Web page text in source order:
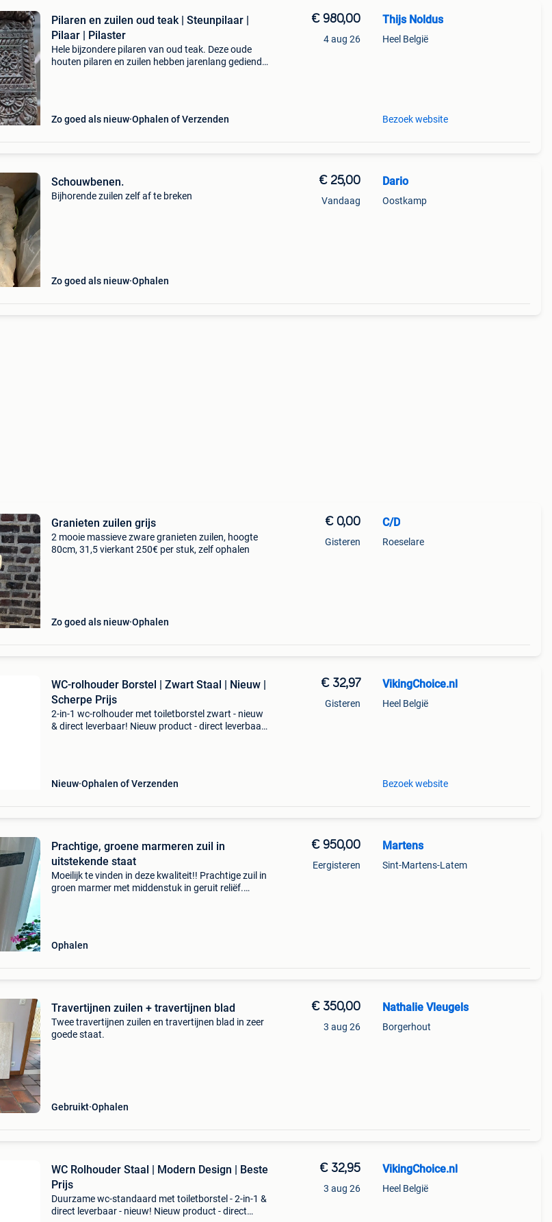
Pilaren en zuilen oud teak | Steunpilaar |
Pilaar | Pilaster
Hele bijzondere pilaren van oud teak. Deze oude
houten pilaren en zuilen hebben jarenlang gediend
Zo goed als nieuw Ophalen of Verzenden
€ 980,00
4 aug 26
Thijs Noldus
Heel België
Bezoek website
Schouwbenen.
Bijhorende zuilen zelf af te breken
Zo goed als nieuw Ophalen
€ 25,00
Vandaag
Dario
Oostkamp
Granieten zuilen grijs
2 mooie massieve zware granieten zuilen, hoogte
80cm, 31,5 vierkant 250€ per stuk, zelf ophalen
Zo goed als nieuw Ophalen
€ 0,00
Gisteren
C/D
Roeselare
WC-rolhouder Borstel | Zwart Staal | Nieuw |
Scherpe Prijs
2-in-1 wc-rolhouder met toiletborstel zwart - nieuw
& direct leverbaar! Nieuw product - direct leverbaar
Nieuw Ophalen of Verzenden
€ 32,97
Gisteren
VikingChoice.nl
Heel België
Bezoek website
Prachtige, groene marmeren zuil in
uitstekende staat
Moeilijk te vinden in deze kwaliteit!! Prachtige zuil in
groen marmer met middenstuk in geruit reliëf.
Ophalen
€ 950,00
Eergisteren
Martens
Sint-Martens-Latem
Travertijnen zuilen + travertijnen blad
Twee travertijnen zuilen en travertijnen blad in zeer
goede staat.
Gebruikt Ophalen
€ 350,00
3 aug 26
Nathalie Vleugels
Borgerhout
WC Rolhouder Staal | Modern Design | Beste
Prijs
Duurzame wc-standaard met toiletborstel - 2-in-1 &
direct leverbaar - nieuw! Nieuw product - direct
€ 32,95
3 aug 26
VikingChoice.nl
Heel België